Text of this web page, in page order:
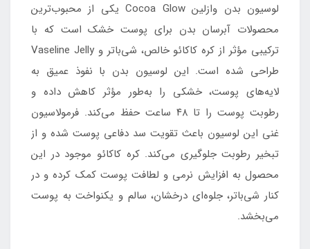
لوسیون بدن وازلین Cocoa Glow یکی از محبوب‌ترین
محصولات آبرسان بدن برای پوست خشک است که با
ترکیبی مؤثر از کره کاکائو خالص، شی‌باتر و Vaseline Jelly
طراحی شده است. این لوسیون بدن با نفوذ عمیق به
لایه‌های پوست، خشکی را به‌طور مؤثر کاهش داده و
رطوبت پوست را تا ۴۸ ساعت حفظ می‌کند. فرمولاسیون
غنی این لوسیون باعث تقویت سد دفاعی پوست شده و از
تبخیر رطوبت جلوگیری می‌کند. کره کاکائو موجود در این
محصول به افزایش نرمی و لطافت پوست کمک کرده و در
کنار شی‌باتر، جلوه‌ای درخشان، سالم و یکنواخت به پوست
می‌بخشد.